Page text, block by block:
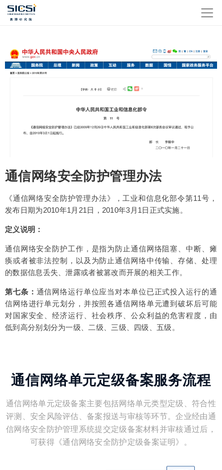
通信网络安全防护管理办法
《通信网络安全防护管理办法》，工业和信息化部令第11号，
发布日期为2010年1月21日，2010年3月1日正式实施。
定义说明：
通信网络安全防护工作，是指为防止通信网络阻塞、中断、瘫
痪或者被非法控制，以及为防止通信网络中传输、存储、处理
的数据信息丢失、泄露或者被篡改而开展的相关工作。
第七条： 通信网络运行单位应当对本单位已正式投入运行的通
信网络进行单元划分，并按照各通信网络单元遭到破坏后可能
对国家安全、经济运行、社会秩序、公众利益的危害程度，由
低到高分别划分为一级、二级、三级、四级、五级。
通信网络单元定级备案服务流程
通信网络单元定级备案主要包括网络单元类型定级、符合性
评测、安全风险评估、备案报送与审核等环节。企业经由通
信网络安全防护管理系统提交定级备案材料并审核通过后，
可获得《通信网络安全防护定级备案证明》。